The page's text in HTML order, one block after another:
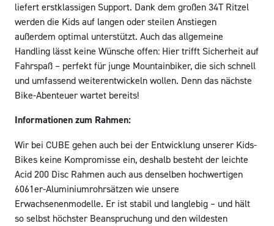
liefert erstklassigen Support. Dank dem großen 34T Ritzel
werden die Kids auf langen oder steilen Anstiegen
außerdem optimal unterstützt. Auch das allgemeine
Handling lässt keine Wünsche offen: Hier trifft Sicherheit auf
Fahrspaß – perfekt für junge Mountainbiker, die sich schnell
und umfassend weiterentwickeln wollen. Denn das nächste
Bike-Abenteuer wartet bereits!
Informationen zum Rahmen:
Wir bei CUBE gehen auch bei der Entwicklung unserer Kids-
Bikes keine Kompromisse ein, deshalb besteht der leichte
Acid 200 Disc Rahmen auch aus denselben hochwertigen
6061er-Aluminiumrohrsätzen wie unsere
Erwachsenenmodelle. Er ist stabil und langlebig – und hält
so selbst höchster Beanspruchung und den wildesten